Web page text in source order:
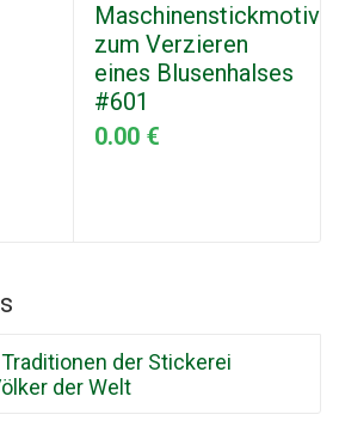
Maschinenstickmotive
zum Verzieren
eines Blusenhalses
#601
0.00 €
der Stickerei
der Welt